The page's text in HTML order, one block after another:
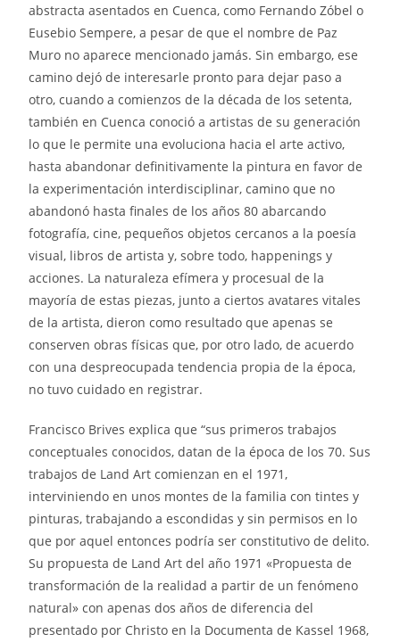
abstracta asentados en Cuenca, como Fernando Zóbel o
Eusebio Sempere, a pesar de que el nombre de Paz
Muro no aparece mencionado jamás. Sin embargo, ese
camino dejó de interesarle pronto para dejar paso a
otro, cuando a comienzos de la década de los setenta,
también en Cuenca conoció a artistas de su generación
lo que le permite una evoluciona hacia el arte activo,
hasta abandonar definitivamente la pintura en favor de
la experimentación interdisciplinar, camino que no
abandonó hasta finales de los años 80 abarcando
fotografía, cine, pequeños objetos cercanos a la poesía
visual, libros de artista y, sobre todo, happenings y
acciones. La naturaleza efímera y procesual de la
mayoría de estas piezas, junto a ciertos avatares vitales
de la artista, dieron como resultado que apenas se
conserven obras físicas que, por otro lado, de acuerdo
con una despreocupada tendencia propia de la época,
no tuvo cuidado en registrar.
Francisco Brives explica que “sus primeros trabajos
conceptuales conocidos, datan de la época de los 70. Sus
trabajos de Land Art comienzan en el 1971,
interviniendo en unos montes de la familia con tintes y
pinturas, trabajando a escondidas y sin permisos en lo
que por aquel entonces podría ser constitutivo de delito.
Su propuesta de Land Art del año 1971 «Propuesta de
transformación de la realidad a partir de un fenómeno
natural» con apenas dos años de diferencia del
presentado por Christo en la Documenta de Kassel 1968,